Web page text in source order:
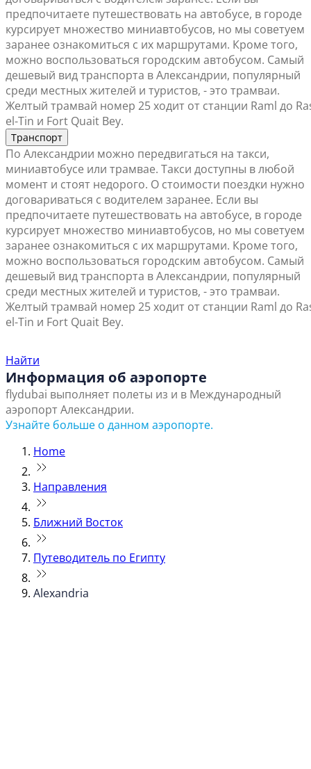
предпочитаете путешествовать на автобусе, в городе
курсирует множество миниавтобусов, но мы советуем
заранее ознакомиться с их маршрутами. Кроме того,
можно воспользоваться городским автобусом. Самый
дешевый вид транспорта в Александрии, популярный
среди местных жителей и туристов, - это трамваи.
Желтый трамвай номер 25 ходит от станции Raml до
el-Tin и Fort Quait Bey.
Транспорт
По Александрии можно передвигаться на такси,
миниавтобусе или трамвае. Такси доступны в любой
момент и стоят недорого. О стоимости поездки нужно
договариваться с водителем заранее. Если вы
предпочитаете путешествовать на автобусе, в городе
курсирует множество миниавтобусов, но мы советуем
заранее ознакомиться с их маршрутами. Кроме того,
можно воспользоваться городским автобусом. Самый
дешевый вид транспорта в Александрии, популярный
среди местных жителей и туристов, - это трамваи.
Желтый трамвай номер 25 ходит от станции Raml до
el-Tin и Fort Quait Bey.
Найти
Информация об аэропорте
flydubai выполняет полеты из и в Международный
аэропорт Александрии.
Узнайте больше о данном аэропорте.
Home
Направления
Ближний Восток
Путеводитель по Египту
Alexandria